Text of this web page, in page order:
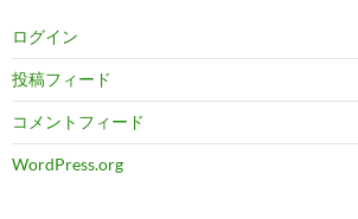
ログイン
投稿フィード
コメントフィード
WordPress.org